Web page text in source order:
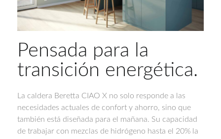
Pensada para la
transición energética.
La caldera Beretta CIAO X no solo responde a las
necesidades actuales de confort y ahorro, sino que
también está diseñada para el mañana. Su capacidad
de trabajar con mezclas de hidrógeno hasta el 20% la